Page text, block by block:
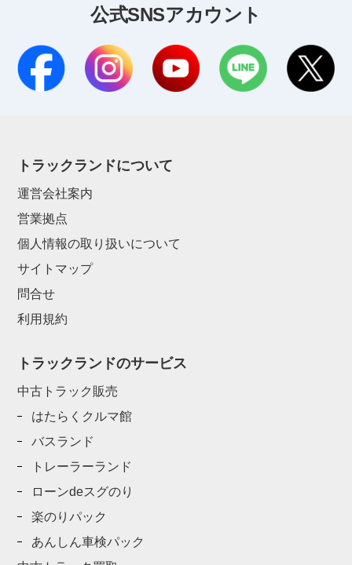
公式SNSアカウント
トラックランドについて
運営会社案内
営業拠点
個人情報の取り扱いについて
サイトマップ
問合せ
利用規約
トラックランドのサービス
中古トラック販売
はたらくクルマ館
バスランド
トレーラーランド
ローンdeスグのり
楽のりパック
あんしん車検パック